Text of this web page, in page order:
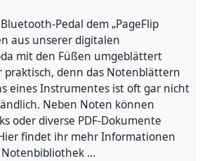
Pedal dem „PageFlip
aus unserer digitalen
mit den Füßen umgeblättert
praktisch, denn das Notenblättern
eines Instrumentes ist oft gar nicht
Neben Noten können
oder diverse PDF-Dokumente
findet ihr mehr Informationen
…